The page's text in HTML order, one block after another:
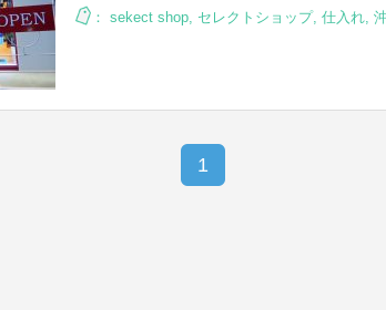
： sekect shop, セレクトショップ, 仕入れ,
1